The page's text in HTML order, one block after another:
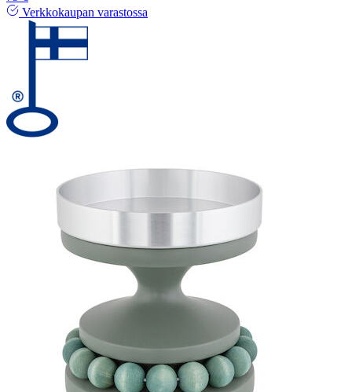
Verkkokaupan varastossa